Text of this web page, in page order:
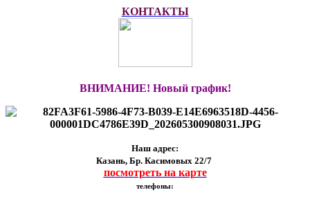
КОНТАКТЫ
ВНИМАНИЕ! Новый график!
Наш адрес:
Казань, Бр. Касимовых 22/7
посмотреть на карте
телефоны: